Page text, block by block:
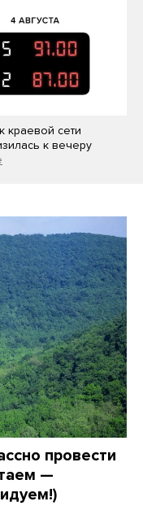
краевой сети
к вечеру
провести
—